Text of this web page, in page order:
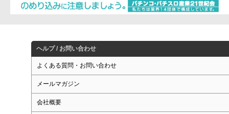
ヘルプ / お問い合わせ
よくある質問・お問い合わせ
メールマガジン
会社概要